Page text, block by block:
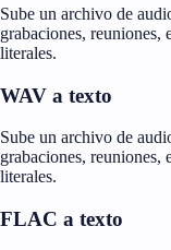
Sube un archivo de
grabaciones, reuniones,
literales.
WAV a texto
Sube un archivo de
grabaciones, reuniones,
literales.
FLAC a texto